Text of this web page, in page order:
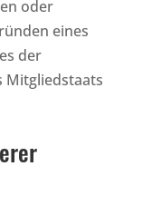
oder
eines
der
Mitgliedstaats